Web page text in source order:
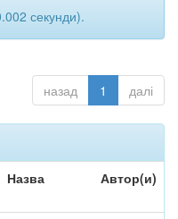
секунди).
назад 1 далі
Назва Автор(и)